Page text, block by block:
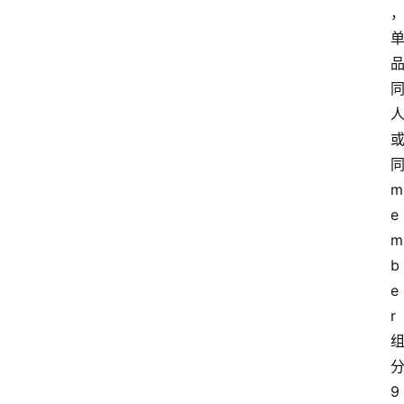
，
单
品
同
人
或
同
m
e
m
b
e
r
组
分
9